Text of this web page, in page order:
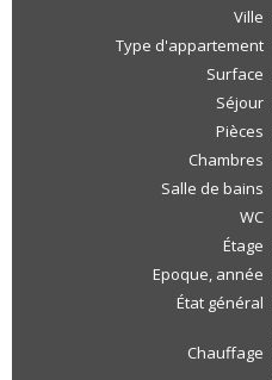
Ville
Type d'appartement
Surface
Séjour
Pièces
Chambres
Salle de bains
WC
Étage
Epoque, année
État général
Chauffage